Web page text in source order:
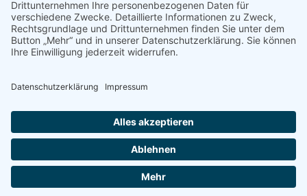
Jugend-Girgl – U14 – Turnier Stocksport Ausschreibung und
Startliste für 04. Juli
© Copyright 2017 -2026 | byTSV Stein - St.Georgen e.V.| All
Rights Reserved | Webdesign bycso24.de
Facebook